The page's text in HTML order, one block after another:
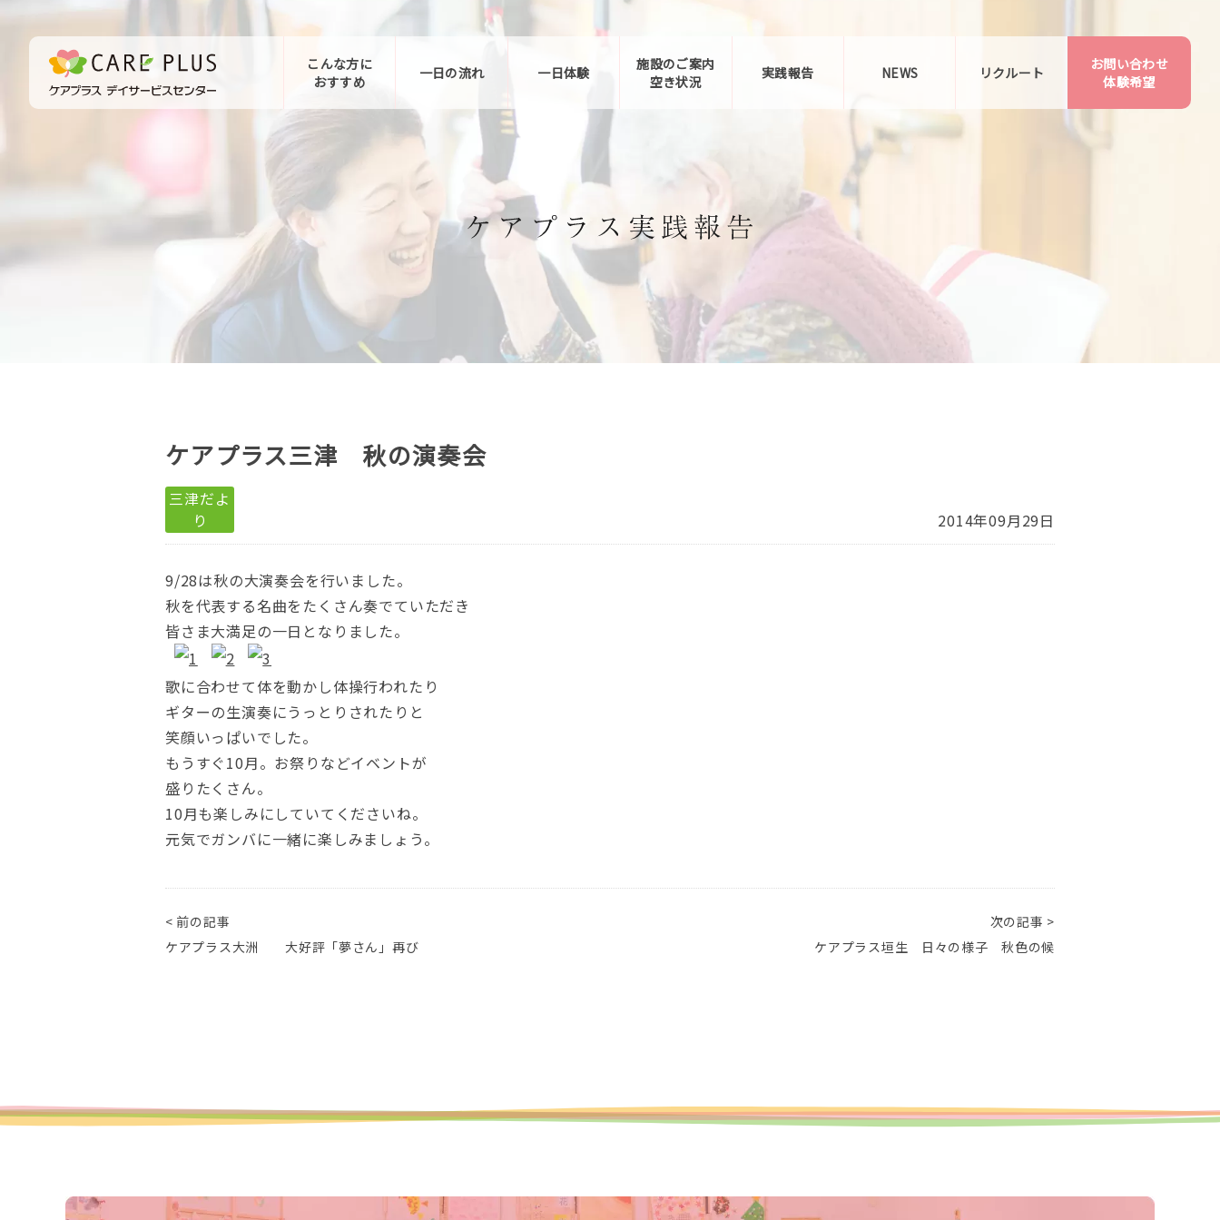
こんな方に
おすすめ
一日の流れ 一日体験
施設のご案内
空き状況
実践報告 NEWS リクルート
お問い合わせ
お問い合わせ
体験希望
ケアプラス三津 秋の演奏会
三津だよ
り
2014年09月29日
9/28は秋の大演奏会を行いました。
秋を代表する名曲をたくさん奏でていただき
皆さま大満足の一日となりました。
歌に合わせて体を動かし体操行われたり
ギターの生演奏にうっとりされたりと
笑顔いっぱいでした。
もうすぐ10月。お祭りなどイベントが
盛りたくさん。
10月も楽しみにしていてくださいね。
元気でガンバに一緒に楽しみましょう。
< 前の記事
ケアプラス大洲 大好評「夢さん」再び
次の記事 >
ケアプラス垣生 日々の様子 秋色の候